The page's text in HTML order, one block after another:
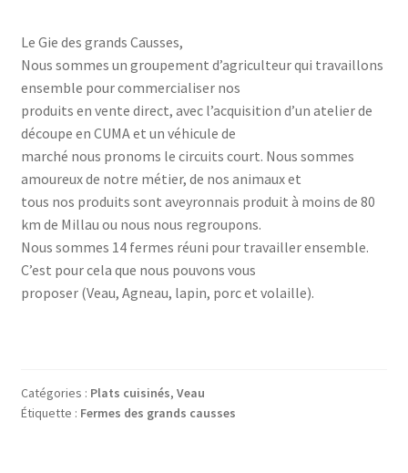
Le Gie des grands Causses,
Nous sommes un groupement d’agriculteur qui travaillons
ensemble pour commercialiser nos
produits en vente direct, avec l’acquisition d’un atelier de
découpe en CUMA et un véhicule de
marché nous pronoms le circuits court. Nous sommes
amoureux de notre métier, de nos animaux et
tous nos produits sont aveyronnais produit à moins de 80
km de Millau ou nous nous regroupons.
Nous sommes 14 fermes réuni pour travailler ensemble.
C’est pour cela que nous pouvons vous
proposer (Veau, Agneau, lapin, porc et volaille).
Catégories : Plats cuisinés, Veau
Étiquette : Fermes des grands causses